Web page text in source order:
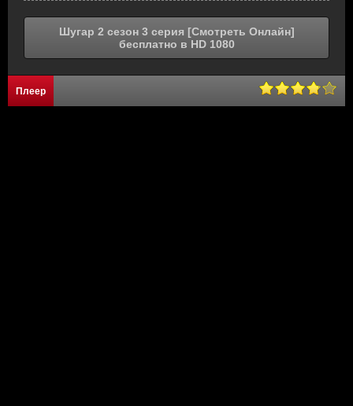
Шугар 2 сезон 3 серия [Смотреть Онлайн]
бесплатно в HD 1080
Плеер